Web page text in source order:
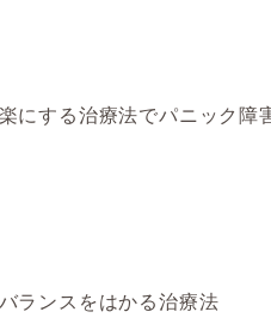
にする治療法でパニック障
ランスをはかる治療法